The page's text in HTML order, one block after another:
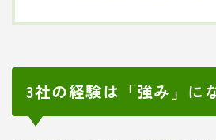
3社の経験は「強み」に